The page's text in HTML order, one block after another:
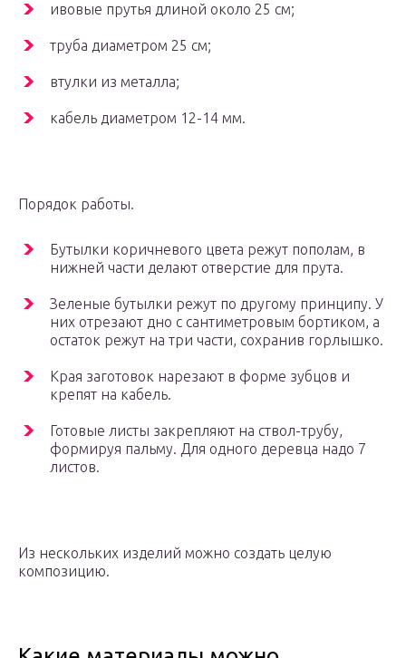
ивовые прутья длиной около 25 см;
труба диаметром 25 см;
втулки из металла;
кабель диаметром 12-14 мм.
Порядок работы.
Бутылки коричневого цвета режут пополам, в
нижней части делают отверстие для прута.
Зеленые бутылки режут по другому принципу. У
них отрезают дно с сантиметровым бортиком, а
остаток режут на три части, сохранив горлышко.
Края заготовок нарезают в форме зубцов и
крепят на кабель.
Готовые листы закрепляют на ствол-трубу,
формируя пальму. Для одного деревца надо 7
листов.
Из нескольких изделий можно создать целую
композицию.